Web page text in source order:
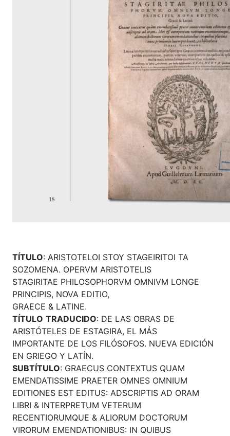
TÍTULO: ARISTOTELOI STOY STAGEIRITOI TA
SOZOMENA. OPERVM ARISTOTELIS
STAGIRITAE PHILOSOPHORVM OMNIVM LONGE
PRINCIPIS, NOVA EDITIO,
GRAECE & LATINE.
TÍTULO TRADUCIDO: DE LAS OBRAS DE
ARISTÓTELES DE ESTAGIRA, EL MÁS
IMPORTANTE DE LOS FILÓSOFOS. NUEVA EDICIÓN
EN GRIEGO Y LATÍN.
SUBTÍTULO: GRAECUS CONTEXTUS QUAM
EMENDATISSIME PRAETER OMNES OMNIUM
EDITIONES EST EDITUS: ADSCRIPTIS AD ORAM
LIBRI & INTERPRETUM VETERUM
RECENTIORUMQUE & ALIORUM DOCTORUM
VIRORUM EMENDATIONIBUS: IN QUIBUS